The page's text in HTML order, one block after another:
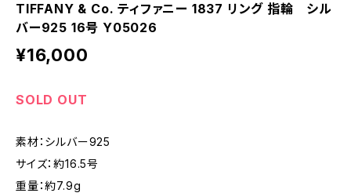
TIFFANY & Co. ティファニー 1837 リング 指輪 シル
バー925 16号 Y05026
¥16,000
SOLD OUT
素材：シルバー925
サイズ：約16.5号
重量：約7.9g